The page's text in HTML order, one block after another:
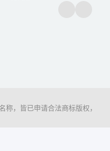
称，皆已申请合法商标版权，